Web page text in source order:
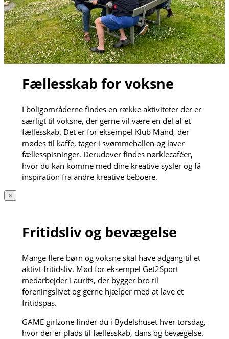
Fællesskab for voksne
I boligområderne findes en række aktiviteter der er
særligt til voksne, der gerne vil være en del af et
fællesskab. Det er for eksempel Klub Mand, der
mødes til kaffe, tager i svømmehallen og laver
fællesspisninger. Derudover findes nørklecaféer,
hvor du kan komme med dine kreative sysler og få
inspiration fra andre kreative beboere.
×
Fritidsliv og bevægelse
Mange flere børn og voksne skal have adgang til et
aktivt fritidsliv. Mød for eksempel Get2Sport
medarbejder Laurits, der bygger bro til
foreningslivet og gerne hjælper med at lave et
fritidspas.
GAME girlzone finder du i Bydelshuset hver torsdag,
hvor der er plads til fællesskab, dans og bevægelse.